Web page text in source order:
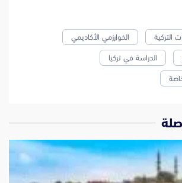
التركية الخوارزمي الأكاديمي
الدراسة في تركيا